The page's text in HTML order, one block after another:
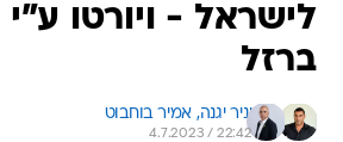
לישראל - ויורטו
ברזל
יניר יגנה, אמיר בוחבוט
4.7.2023 / 22:42